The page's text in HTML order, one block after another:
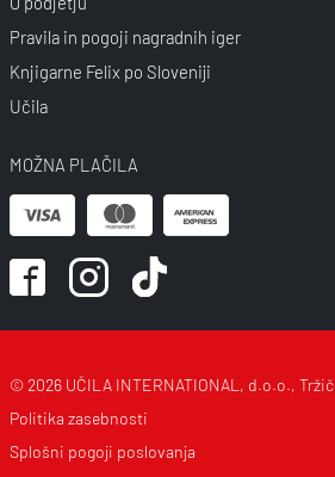
Pravila in pogoji nagradnih iger
Knjigarne Felix po Sloveniji
Učila
MOŽNA PLAČILA
© 2026 UČILA INTERNATIONAL, d.o.o., Tržič
Politika zasebnosti
Splošni pogoji poslovanja